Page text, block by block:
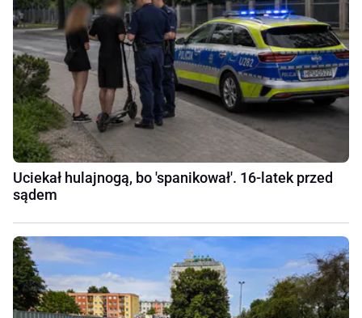
Uciekał hulajnogą, bo 'spanikował'. 16-latek przed
sądem